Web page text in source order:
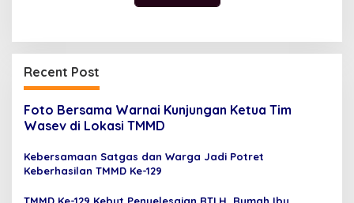
Recent Post
Foto Bersama Warnai Kunjungan Ketua Tim
Wasev di Lokasi TMMD
Kebersamaan Satgas dan Warga Jadi Potret
Keberhasilan TMMD Ke-129